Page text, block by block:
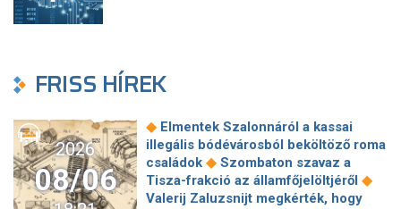
FRISS HÍREK
2026
08/06
◆ Elmentek Szalonnáról a kassai
illegális bódévárosból beköltöző roma
családok ◆ Szombaton szavaz a
Tisza-frakció az államfőjelöltjéről ◆
Valerij Zaluzsnijt megkérték, hogy